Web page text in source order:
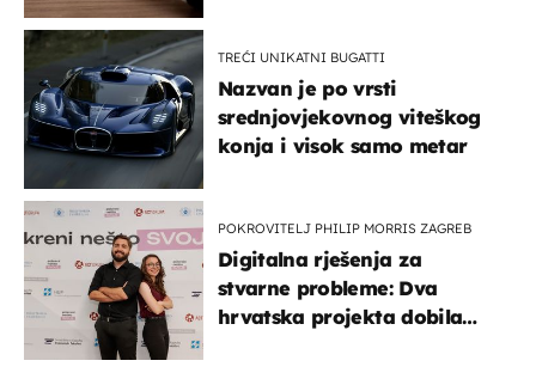
TREĆI UNIKATNI BUGATTI
Nazvan je po vrsti
srednjovjekovnog viteškog
konja i visok samo metar
POKROVITELJ PHILIP MORRIS ZAGREB
Digitalna rješenja za
stvarne probleme: Dva
hrvatska projekta dobila